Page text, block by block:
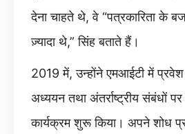
देना चाहते थे, वे “पत्रकारिता के
ज़्यादा थे,” सिंह बताते हैं।
2019 में, उन्होंने एमआईटी में प्रवेश
अध्ययन तथा अंतर्राष्ट्रीय संबंधों
कार्यक्रम शुरू किया। अपने शोध